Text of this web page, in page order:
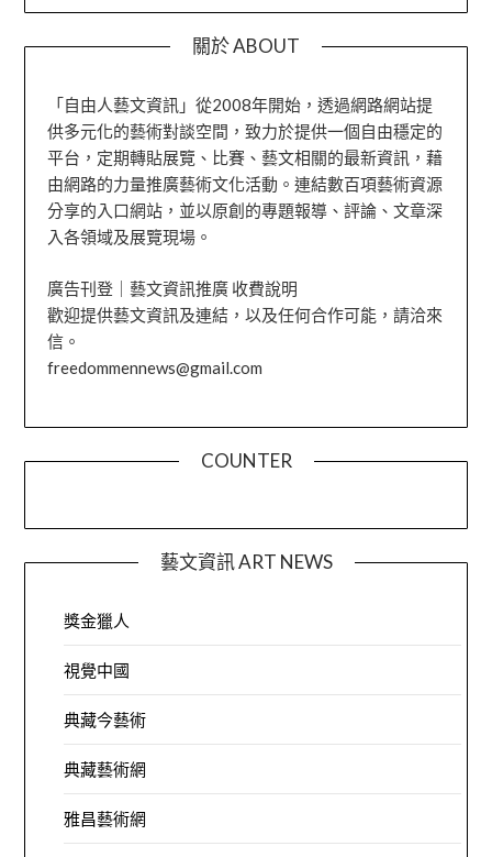
關於 ABOUT
「自由人藝文資訊」從2008年開始，透過網路網站提
供多元化的藝術對談空間，致力於提供一個自由穩定的
平台，定期轉貼展覽、比賽、藝文相關的最新資訊，藉
由網路的力量推廣藝術文化活動。連結數百項藝術資源
分享的入口網站，並以原創的專題報導、評論、文章深
入各領域及展覽現場。
廣告刊登｜藝文資訊推廣 收費說明
歡迎提供藝文資訊及連結，以及任何合作可能，請洽來
信。
freedommennews@gmail.com
COUNTER
藝文資訊 ART NEWS
獎金獵人
視覺中國
典藏今藝術
典藏藝術網
雅昌藝術網